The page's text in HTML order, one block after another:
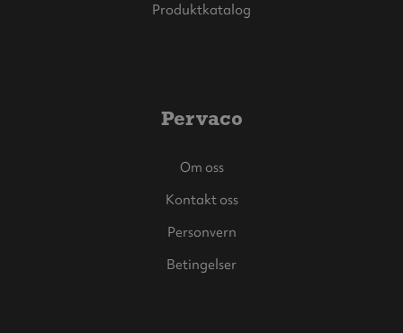
Produktkatalog
Pervaco
Om oss
Kontakt oss
Personvern
Betingelser